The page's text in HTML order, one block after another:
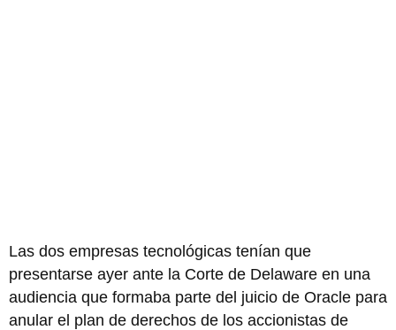
Las dos empresas tecnológicas tenían que
presentarse ayer ante la Corte de Delaware en una
audiencia que formaba parte del juicio de Oracle para
anular el plan de derechos de los accionistas de